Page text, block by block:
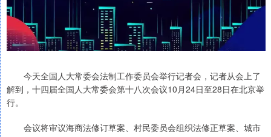
今天全国人大常委会法制工作委员会举行记者会，记者从会上了
解到，十四届全国人大常委会第十八次会议10月24日至28日在北京举
行。
会议将审议海商法修订草案、村民委员会组织法修正草案、城市